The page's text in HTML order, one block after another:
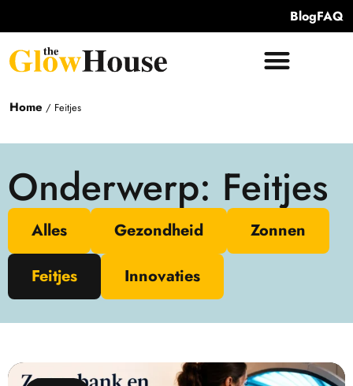
BlogFAQ
Home / Feitjes
Onderwerp: Feitjes
Alles Gezondheid
Zonnen
Feitjes
Innovaties